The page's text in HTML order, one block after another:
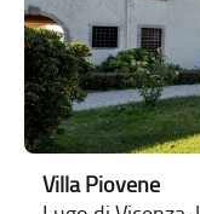
Villa Piovene